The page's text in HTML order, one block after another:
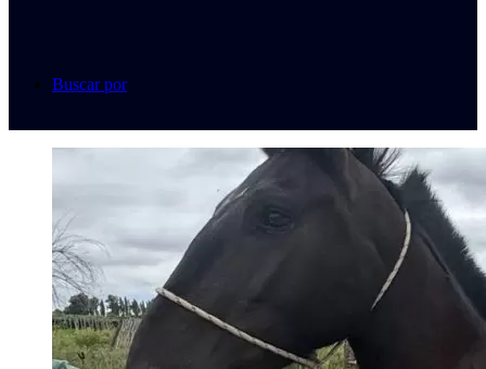
Buscar por